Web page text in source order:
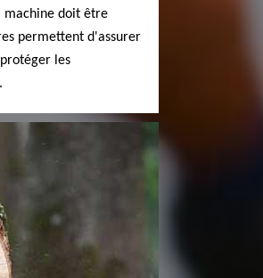
machine doit être
permettent d'assurer
les